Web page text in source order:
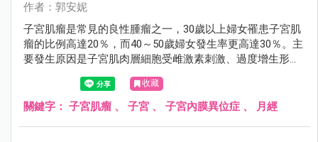
作者：郭安妮
子宮肌瘤是常見的良性腫瘤之一，30歲以上婦女罹患子宮肌
瘤的比例高達20％，而40～50歲婦女發生率更高達30％。主
要發生原因是子宮肌肉層細胞受雌激素刺激、過度增生形成
的良性腫瘤，大部份不需要治療，只要定期追蹤即可。
收藏
關鍵字： 子宮肌瘤 、 子宮 、 子宮內膜異位症 、 月經